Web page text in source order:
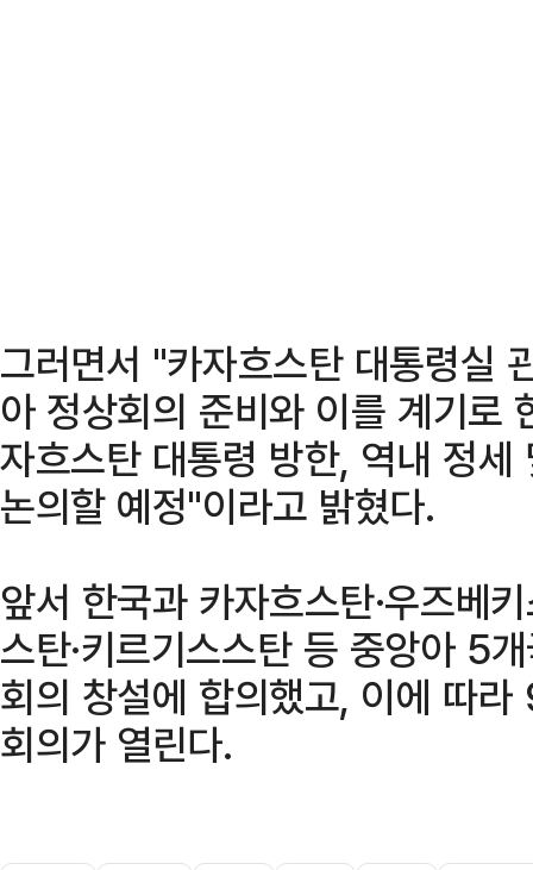
그러면서 "카자흐스탄 대통령실
아 정상회의 준비와 이를 계기로
자흐스탄 대통령 방한, 역내 정세
논의할 예정"이라고 밝혔다.
앞서 한국과 카자흐스탄·우즈베
스탄·키르기스스탄 등 중앙아 5
회의 창설에 합의했고, 이에 따
회의가 열린다.